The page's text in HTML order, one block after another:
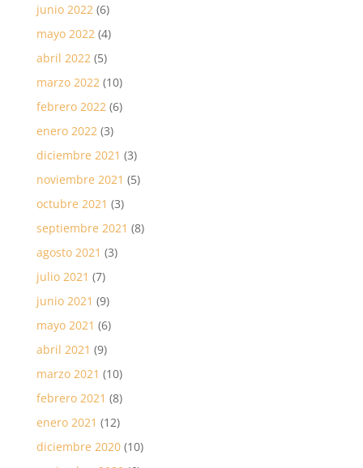
junio 2022 (6)
mayo 2022 (4)
abril 2022 (5)
marzo 2022 (10)
febrero 2022 (6)
enero 2022 (3)
diciembre 2021 (3)
noviembre 2021 (5)
octubre 2021 (3)
septiembre 2021 (8)
agosto 2021 (3)
julio 2021 (7)
junio 2021 (9)
mayo 2021 (6)
abril 2021 (9)
marzo 2021 (10)
febrero 2021 (8)
enero 2021 (12)
diciembre 2020(10)